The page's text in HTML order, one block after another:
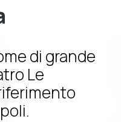
di grande
Le